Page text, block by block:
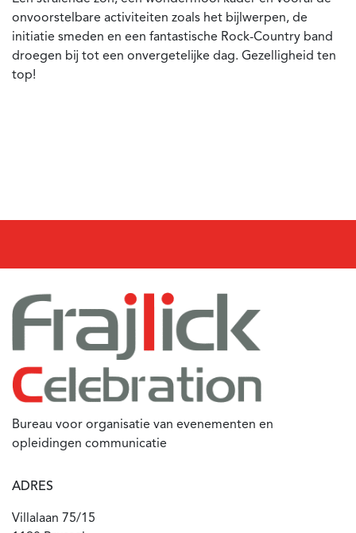
onvoorstelbare activiteiten zoals het bijlwerpen, de
initiatie smeden en een fantastische Rock-Country band
droegen bij tot een onvergetelijke dag. Gezelligheid ten
top!
Bureau voor organisatie van evenementen en
opleidingen communicatie
ADRES
Villalaan 75/15